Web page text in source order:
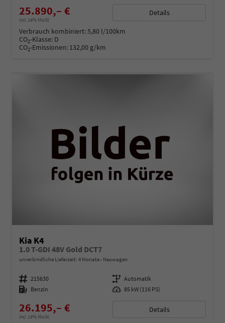
25.890,– €
incl. 19% MwSt.
Details
Verbrauch kombiniert:5,80 l/100km
CO2-Klasse: D
CO2-Emissionen: 132,00 g/km
Kia K4
1.0 T-GDI 48V Gold DCT7
unverbindliche Lieferzeit: 4 Monate Neuwagen
Fahrzeugnummer 215630 Getriebe Automatik
Kraftstoff Benzin Leistung 85 kW (116 PS)
26.195,– €
incl. 19% MwSt.
Details